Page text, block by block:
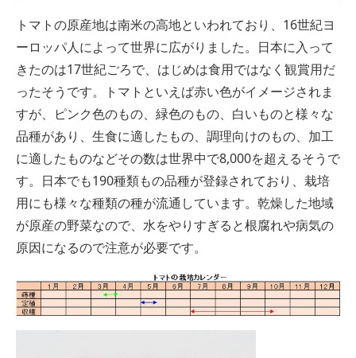
トマトの原産地は南米の高地といわれており、16世紀ヨ
ーロッパ人によって世界に広がりました。日本に入って
きたのは17世紀ごろで、はじめは食用ではなく観賞用だ
ったそうです。トマトといえば赤い色がイメージされま
すが、ピンク色のもの、緑色のもの、白いものと様々な
品種があり、生食に適したもの、調理向けのもの、加工
に適したものなどその数は世界中で8,000を超えるそうで
す。日本でも190種類もの品種が登録されており、栽培
用にも様々な種類の種が流通しています。乾燥した地域
が原産の野菜なので、水をやりすぎると根腐れや病気の
原因になるので注意が必要です。